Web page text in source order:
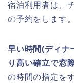
宿泊利用者は、
の予約をします。
早い時間(ディナ
り 高い確立で窓
の時間の指定を